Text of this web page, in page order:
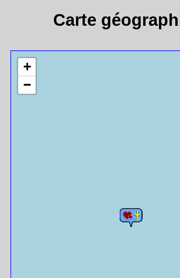
Carte
+
−